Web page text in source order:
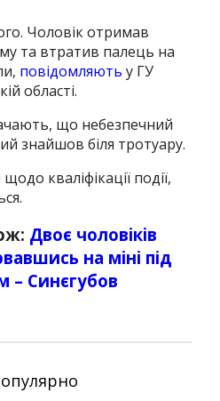
Чоловік отримав
та втратив палець на
повідомляють у ГУ
області.
що небезпечний
знайшов біля тротуару.
кваліфікації події,
Двоє чоловіків
на міні під
– Синєгубов